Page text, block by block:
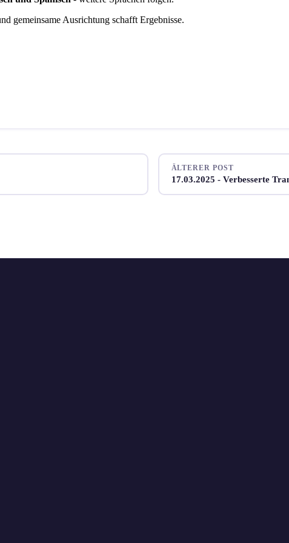
gemeinsame Ausrichtung schafft Ergebnisse.
ÄLTERER POST
17.03.2025 - Verbesserte